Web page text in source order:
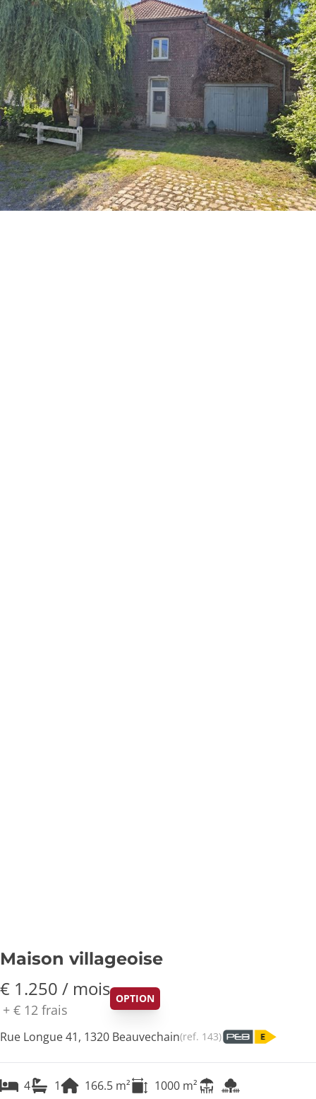
Maison villageoise
€ 1.250 / mois
+ € 12 frais
OPTION
Rue Longue 41, 1320 Beauvechain(ref. 143)
4 1 166.5 m² 1000 m²